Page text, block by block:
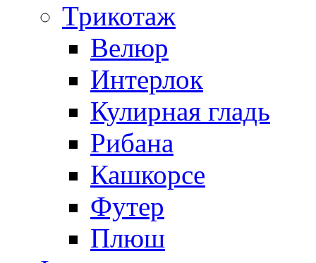
Трикотаж
Велюр
Интерлок
Кулирная гладь
Рибана
Кашкорсе
Футер
Плюш